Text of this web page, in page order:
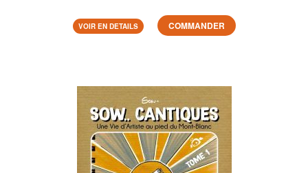
VOIR EN DETAILS COMMANDER